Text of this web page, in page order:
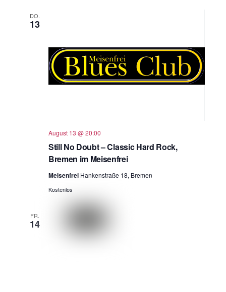
DO.
13
Still No Doubt – Classic Hard Rock,
Bremen im Meisenfrei
August 13 @ 20:00
Meisenfrei Hankenstraße 18, Bremen
Kostenlos
FR.
14